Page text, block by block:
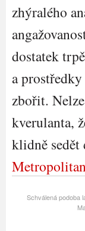
zhýralého
dostatek
a
zbořit.
kverulanta,
klidně
Schválená podoba